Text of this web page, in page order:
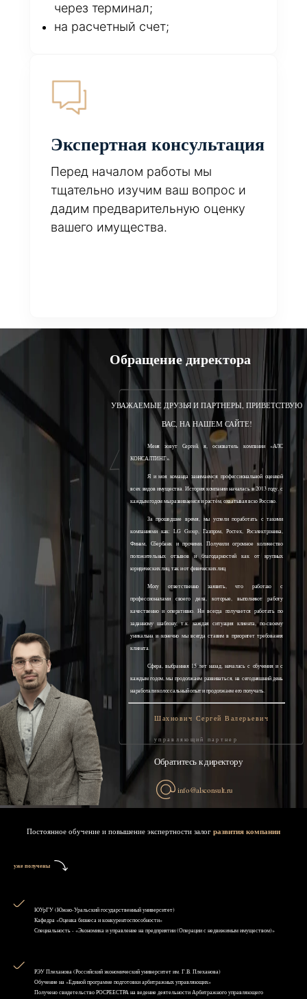
через терминал;
на расчетный счет;
Экспертная консультация
Перед началом работы мы
тщательно изучим ваш вопрос и
дадим предварительную оценку
вашего имущества.
Обращение директора
УВАЖАЕМЫЕ ДРУЗЬЯ И ПАРТНЕРЫ, ПРИВЕТСТВУЮ
ВАС, НА НАШЕМ САЙТЕ!
Меня зовут Сергей, я, основатель компании «АЛС
КОНСАЛТИНГ».
Я и моя команда занимаемся профессиональной оценкой
всех видов имущества. История компании началась в 2013 году, с
каждым годом мы развиваемся и растём, охватывая всю Россию.
За прошедшее время, мы успели поработать с такими
компаниями как: LG Group, Газпром, Ростех, Росэлектроника,
Финам, Сбербанк и прочими. Получили огромное количество
положительных отзывов и благодарностей как от крупных
юридических лиц, так и от физических лиц.
Могу ответственно заявить, что работаю с
профессионалами своего дела, которые, выполняют работу
качественно и оперативно. Ни всегда получается работать по
заданному шаблону, т.к. каждая ситуация клиента, по-своему
уникальна и конечно мы всегда ставим в приоритет требования
клиента.
Сфера, выбранная 15 лет назад, началась с обучения и с
каждым годом, мы продолжаем развиваться, на сегодняшний день
наработали колоссальный опыт и продолжаем его получать.
Шахнович Сергей Валерьевич
управляющий партнер
Обратитесь к директору
info@alsconsult.ru
Постоянное обучение и повышение экспертности залог развития компании
уже получены
ЮУрГУ (Южно-Уральский государственный университет)
Кафедра «Оценка бизнеса и конкурентоспособности»
Специальность - «Экономика и управление на предприятии (Операции с недвижимым имуществом)»
РЭУ Плеханова (Российский экономический университет им. Г.В. Плеханова)
Обучение на «Единой программе подготовки арбитражных управляющих»
Получено свидетельство РОСРЕЕСТРА на ведение деятельности Арбитражного управляющего